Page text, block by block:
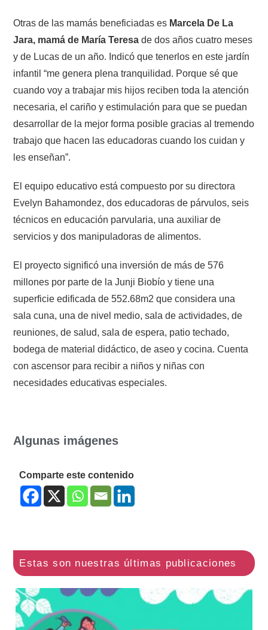
Otras de las mamás beneficiadas es Marcela De La
Jara, mamá de María Teresa de dos años cuatro meses
y de Lucas de un año. Indicó que tenerlos en este jardín
infantil “me genera plena tranquilidad. Porque sé que
cuando voy a trabajar mis hijos reciben toda la atención
necesaria, el cariño y estimulación para que se puedan
desarrollar de la mejor forma posible gracias al tremendo
trabajo que hacen las educadoras cuando los cuidan y
les enseñan”.
El equipo educativo está compuesto por su directora
Evelyn Bahamondez, dos educadoras de párvulos, seis
técnicos en educación parvularia, una auxiliar de
servicios y dos manipuladoras de alimentos.
El proyecto significó una inversión de más de 576
millones por parte de la Junji Biobío y tiene una
superficie edificada de 552.68m2 que considera una
sala cuna, una de nivel medio, sala de actividades, de
reuniones, de salud, sala de espera, patio techado,
bodega de material didáctico, de aseo y cocina. Cuenta
con ascensor para recibir a niños y niñas con
necesidades educativas especiales.
Algunas imágenes
Comparte este contenido